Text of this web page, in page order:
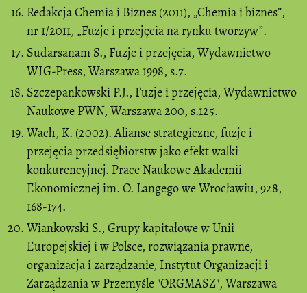
Redakcja Chemia i Biznes (2011), „Chemia i biznes”,
nr 1/2011, „Fuzje i przejęcia na rynku tworzyw”.
Sudarsanam S., Fuzje i przejęcia, Wydawnictwo
WIG-Press, Warszawa 1998, s.7.
Szczepankowski P.J., Fuzje i przejęcia, Wydawnictwo
Naukowe PWN, Warszawa 200, s.125.
Wach, K. (2002). Alianse strategiczne, fuzje i
przejęcia przedsiębiorstw jako efekt walki
konkurencyjnej. Prace Naukowe Akademii
Ekonomicznej im. O. Langego we Wrocławiu, 928,
168-174.
Wiankowski S., Grupy kapitałowe w Unii
Europejskiej i w Polsce, rozwiązania prawne,
organizacja i zarządzanie, Instytut Organizacji i
Zarządzania w Przemyśle "ORGMASZ", Warszawa